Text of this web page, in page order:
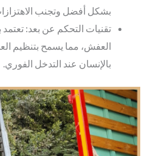
بشكل أفضل وتجنب
تقنيات التحكم عن بعد:
العفش، مما يسمح بتنظيم
بالإنسان عند التدخل الفوري.